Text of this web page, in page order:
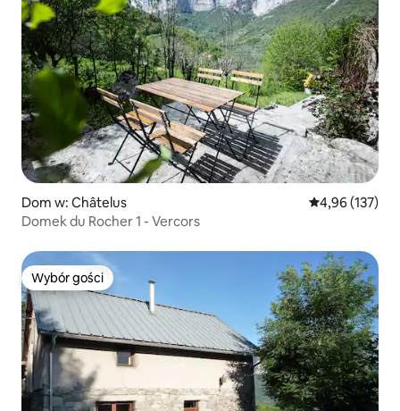
Dom w: Châtelus Średnia
4,96 (137)
Domek du Rocher 1 - Vercors
Wybór gości
Wybór gości